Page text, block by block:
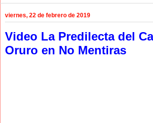
viernes, 22 de febrero de 2019
Video La Predilecta del
Oruro en No Mentiras